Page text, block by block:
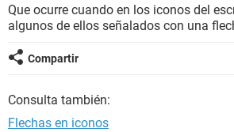
Que ocurre cuando en los iconos del
algunos de ellos señalados con una
Compartir
Consulta también:
Flechas en iconos